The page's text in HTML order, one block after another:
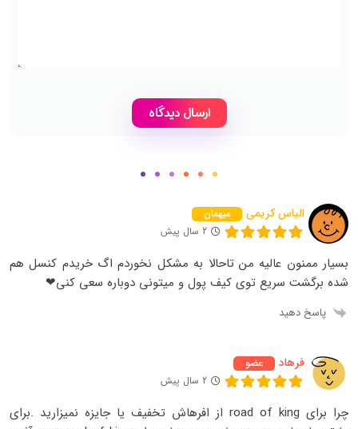
الیاس کریمی
میهمان
2 سال پیش
بسیار ممنون عالیه من تاحالا به مشکل نخوردم اگ خریدم کنسل هم
شده برگشت سریع توی کیف پول و میتونی دوباره سعی کنی❤
پاسخ دهید
فرهاد
عضو
2 سال پیش
چرا برای road of king از افرهاش تخفیف یا جایزه نمیزارید ‌.برای